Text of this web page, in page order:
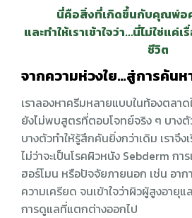
นี่คือสิ่งที่เกิดขึ้นกับคุณพ่อ
และทำให้เราเข้าใจว่า…นี่ไม่ใช่แ
ชีวิต
จากความห่วงใย…สู่การค้น
เราลองหาครีมหลายแบบในท้องตล
ยังไม่พบสูตรที่ตอบโจทย์จริง ๆ บาง
บางตัวทำให้รู้สึกคันยิ่งกว่าเดิม เราจึ
ไม่ว่าจะเป็นโรคผิวหนัง Sebderm ก
ฮอร์โมน หรือปัจจัยภายนอก เช่น อา
ความเครียด จนเข้าใจว่าผิวผู้สูงอายุ
การดูแลที่แตกต่างออกไป